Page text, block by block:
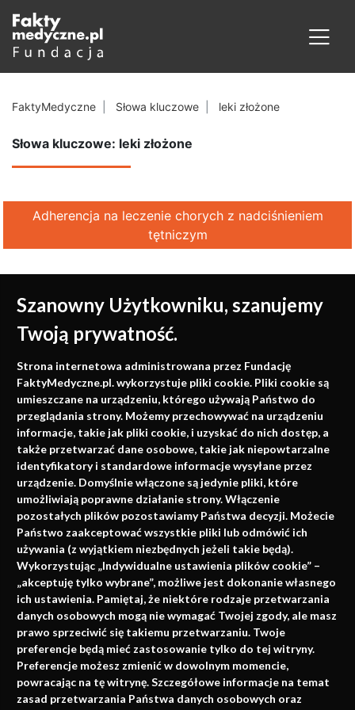
Szanowny Użytkowniku, szanujemy
Twoją prywatność.
Strona internetowa administrowana przez Fundację
FaktyMedyczne.pl. wykorzystuje pliki cookie. Pliki cookie są
umieszczane na urządzeniu, którego używają Państwo do
przeglądania strony. Możemy przechowywać na urządzeniu
informacje, takie jak pliki cookie, i uzyskać do nich dostęp, a
także przetwarzać dane osobowe, takie jak niepowtarzalne
identyfikatory i standardowe informacje wysyłane przez
urządzenie. Domyślnie włączone są jedynie pliki, które
umożliwiają poprawne działanie strony. Włączenie
pozostałych plików pozostawiamy Państwa decyzji. Możecie
Państwo zaakceptować wszystkie pliki lub odmówić ich
używania (z wyjątkiem niezbędnych jeżeli takie będą).
Wykorzystując „Indywidualne ustawienia plików cookie” –
„akceptuję tylko wybrane”, możliwe jest dokonanie własnego
ich ustawienia. Pamiętaj, że niektóre rodzaje przetwarzania
danych osobowych mogą nie wymagać Twojej zgody, ale masz
prawo sprzeciwić się takiemu przetwarzaniu. Twoje
preferencje będą mieć zastosowanie tylko do tej witryny.
Preferencje możesz zmienić w dowolnym momencie,
powracając na tę witrynę. Szczegółowe informacje na temat
zasad przetwarzania Państwa danych osobowych oraz
FaktyMedyczne Słowa kluczowe leki złożone
Słowa kluczowe: leki złożone
Adherencja na leczenie chorych z nadciśnieniem
tętniczym
Medycyna oparta na
faktach
Konferencje, szkolenia, e-learning, wydawnictwo
Napisz do nas
info@faktymedyczne.pl
ul. Towarowa 2
43-460 Wisła
Redakcja medyczna: